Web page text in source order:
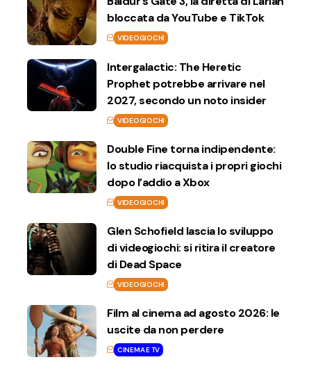
bloccata da YouTube e TikTok
VIDEOGIOCHI
Intergalactic: The Heretic
Prophet potrebbe arrivare nel
2027, secondo un noto insider
VIDEOGIOCHI
Double Fine torna indipendente:
lo studio riacquista i propri giochi
dopo l’addio a Xbox
VIDEOGIOCHI
Glen Schofield lascia lo sviluppo
di videogiochi: si ritira il creatore
di Dead Space
VIDEOGIOCHI
Film al cinema ad agosto 2026: le
uscite da non perdere
CINEMA E TV